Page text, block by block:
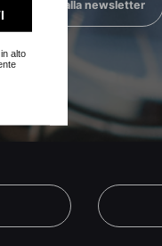
alto
Iscriviti alla newsletter